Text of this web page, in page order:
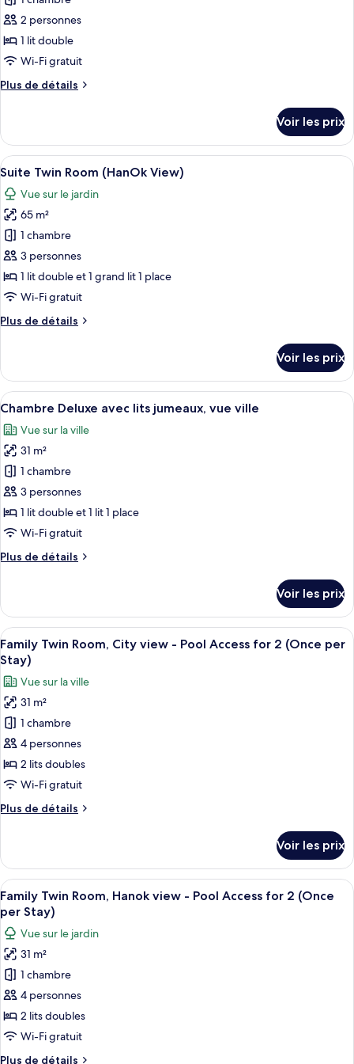
View
ce
type
de
chambre :
Suite
(HanOk
View)
2 personnes
1 lit double
Wi-Fi gratuit
Plus de détails
Plus
le
type
de
Suite
Double
Room
(HanOk
View)
Voir les prix
Afficher
toutes
les
photos
pour
ce
type
de
chambre :
Suite
(HanOk
View)
Une chambre d’hôtel moderne
5
Suite Twin Room (HanOk View)
Vue sur le jardin
65 m²
1 chambre
3 personnes
1 lit double et 1 grand lit 1 place
Wi-Fi gratuit
Plus de détails
Plus
le
type
de
Suite
Twin
Room
(HanOk
View)
Voir les prix
Afficher
toutes
les
photos
pour
ce
type
de
chambre :
Chambre
lits
jumeaux,
vue
ville
Une chambre d’hôtel avec deux
6
Chambre Deluxe avec lits jumeaux, vue ville
Vue sur la ville
31 m²
1 chambre
3 personnes
1 lit double et 1 lit 1 place
Wi-Fi gratuit
Plus de détails
Plus
le
type
de
chambre
Chambre
Deluxe
avec
lits
jumeaux,
vue
Voir les prix
Afficher
toutes
les
photos
pour
ce
type
de
chambre :
Twin
view
-
Pool
Access
for
2
(Once
per
Stay)
Piscine extérieure (ouverte en
7
Family Twin Room, City view - Pool Access for 2 (Once per
Stay)
Vue sur la ville
31 m²
1 chambre
4 personnes
2 lits doubles
Wi-Fi gratuit
Plus de détails
Plus
le
type
de
chambre
Family
Twin
Room,
City
view
Access
for
Voir les prix
Afficher
toutes
les
photos
pour
ce
type
de
chambre :
Piscine extérieure (ouverte en
6
Family Twin Room, Hanok view - Pool Access for 2 (Once
per Stay)
Vue sur le jardin
31 m²
1 chambre
4 personnes
2 lits doubles
Wi-Fi gratuit
Plus de détails
Plus